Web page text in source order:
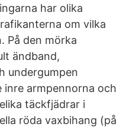
har olika
om vilka
På den mörka
ändband,
undergumpen
inre armpennorna och
täckfjädrar i
röda vaxbihang (på